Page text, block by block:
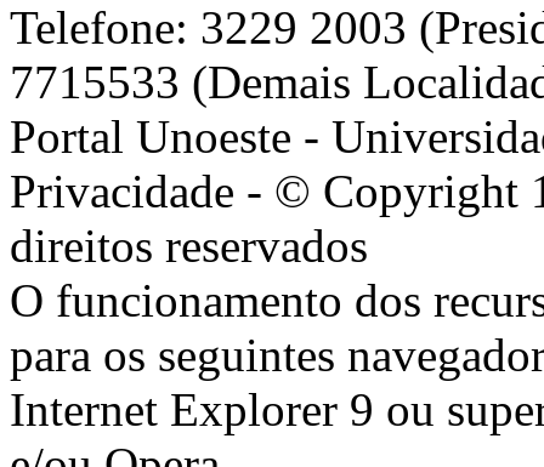
Telefone: 3229 2003
7715533 (Demais
Portal Unoeste -
Privacidade - © Copyright
direitos reservados
O funcionamento dos
para os seguintes
Internet Explorer 9 ou